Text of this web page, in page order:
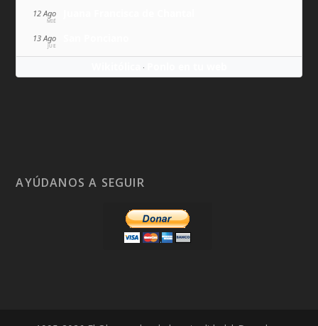
12 Ago
MIÉ
13 Ago
JUE
·
AYÚDANOS A SEGUIR